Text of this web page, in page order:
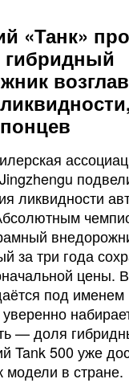
«Танк»
гибридный
ликвидности
за три года
цены.
под именем
— доля
Tank 500 уже
модели в стране.